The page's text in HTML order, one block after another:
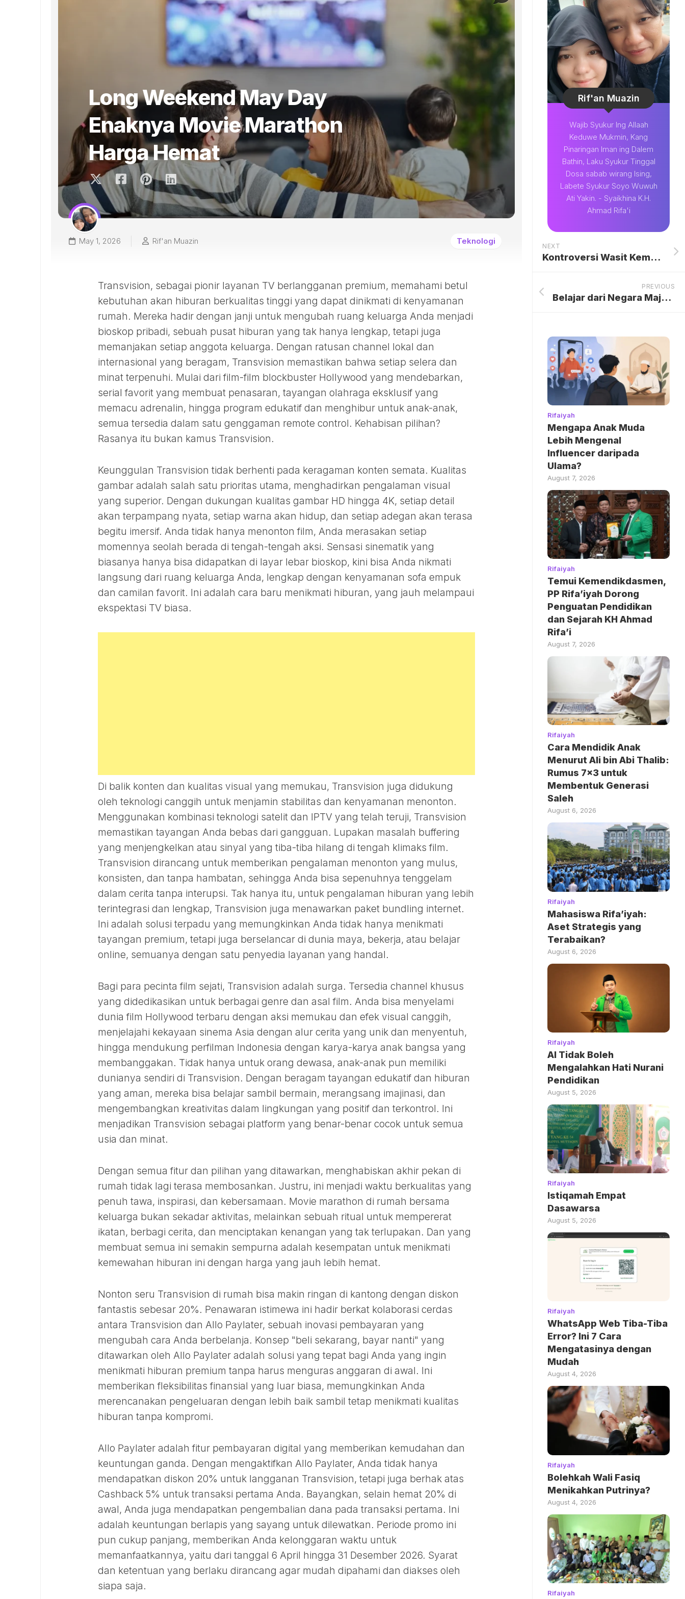
Long Weekend May Day
Enaknya Movie Marathon
Harga Hemat
May 1, 2026 Rif'an Muazin Teknologi
Transvision, sebagai pionir layanan TV berlangganan premium, memahami betul
kebutuhan akan hiburan berkualitas tinggi yang dapat dinikmati di kenyamanan
rumah. Mereka hadir dengan janji untuk mengubah ruang keluarga Anda menjadi
bioskop pribadi, sebuah pusat hiburan yang tak hanya lengkap, tetapi juga
memanjakan setiap anggota keluarga. Dengan ratusan channel lokal dan
internasional yang beragam, Transvision memastikan bahwa setiap selera dan
minat terpenuhi. Mulai dari film-film blockbuster Hollywood yang mendebarkan,
serial favorit yang membuat penasaran, tayangan olahraga eksklusif yang
memacu adrenalin, hingga program edukatif dan menghibur untuk anak-anak,
semua tersedia dalam satu genggaman remote control. Kehabisan pilihan?
Rasanya itu bukan kamus Transvision.
Keunggulan Transvision tidak berhenti pada keragaman konten semata. Kualitas
gambar adalah salah satu prioritas utama, menghadirkan pengalaman visual
yang superior. Dengan dukungan kualitas gambar HD hingga 4K, setiap detail
akan terpampang nyata, setiap warna akan hidup, dan setiap adegan akan terasa
begitu imersif. Anda tidak hanya menonton film, Anda merasakan setiap
momennya seolah berada di tengah-tengah aksi. Sensasi sinematik yang
biasanya hanya bisa didapatkan di layar lebar bioskop, kini bisa Anda nikmati
langsung dari ruang keluarga Anda, lengkap dengan kenyamanan sofa empuk
dan camilan favorit. Ini adalah cara baru menikmati hiburan, yang jauh melampaui
ekspektasi TV biasa.
Di balik konten dan kualitas visual yang memukau, Transvision juga didukung
oleh teknologi canggih untuk menjamin stabilitas dan kenyamanan menonton.
Menggunakan kombinasi teknologi satelit dan IPTV yang telah teruji, Transvision
memastikan tayangan Anda bebas dari gangguan. Lupakan masalah buffering
yang menjengkelkan atau sinyal yang tiba-tiba hilang di tengah klimaks film.
Transvision dirancang untuk memberikan pengalaman menonton yang mulus,
konsisten, dan tanpa hambatan, sehingga Anda bisa sepenuhnya tenggelam
dalam cerita tanpa interupsi. Tak hanya itu, untuk pengalaman hiburan yang lebih
terintegrasi dan lengkap, Transvision juga menawarkan paket bundling internet.
Ini adalah solusi terpadu yang memungkinkan Anda tidak hanya menikmati
tayangan premium, tetapi juga berselancar di dunia maya, bekerja, atau belajar
online, semuanya dengan satu penyedia layanan yang handal.
Bagi para pecinta film sejati, Transvision adalah surga. Tersedia channel khusus
yang didedikasikan untuk berbagai genre dan asal film. Anda bisa menyelami
dunia film Hollywood terbaru dengan aksi memukau dan efek visual canggih,
menjelajahi kekayaan sinema Asia dengan alur cerita yang unik dan menyentuh,
hingga mendukung perfilman Indonesia dengan karya-karya anak bangsa yang
membanggakan. Tidak hanya untuk orang dewasa, anak-anak pun memiliki
dunianya sendiri di Transvision. Dengan beragam tayangan edukatif dan hiburan
yang aman, mereka bisa belajar sambil bermain, merangsang imajinasi, dan
mengembangkan kreativitas dalam lingkungan yang positif dan terkontrol. Ini
menjadikan Transvision sebagai platform yang benar-benar cocok untuk semua
usia dan minat.
Dengan semua fitur dan pilihan yang ditawarkan, menghabiskan akhir pekan di
rumah tidak lagi terasa membosankan. Justru, ini menjadi waktu berkualitas yang
penuh tawa, inspirasi, dan kebersamaan. Movie marathon di rumah bersama
keluarga bukan sekadar aktivitas, melainkan sebuah ritual untuk mempererat
ikatan, berbagi cerita, dan menciptakan kenangan yang tak terlupakan. Dan yang
membuat semua ini semakin sempurna adalah kesempatan untuk menikmati
kemewahan hiburan ini dengan harga yang jauh lebih hemat.
Nonton seru Transvision di rumah bisa makin ringan di kantong dengan diskon
fantastis sebesar 20%. Penawaran istimewa ini hadir berkat kolaborasi cerdas
antara Transvision dan Allo Paylater, sebuah inovasi pembayaran yang
mengubah cara Anda berbelanja. Konsep "beli sekarang, bayar nanti" yang
ditawarkan oleh Allo Paylater adalah solusi yang tepat bagi Anda yang ingin
menikmati hiburan premium tanpa harus menguras anggaran di awal. Ini
memberikan fleksibilitas finansial yang luar biasa, memungkinkan Anda
merencanakan pengeluaran dengan lebih baik sambil tetap menikmati kualitas
hiburan tanpa kompromi.
Allo Paylater adalah fitur pembayaran digital yang memberikan kemudahan dan
keuntungan ganda. Dengan mengaktifkan Allo Paylater, Anda tidak hanya
mendapatkan diskon 20% untuk langganan Transvision, tetapi juga berhak atas
Cashback 5% untuk transaksi pertama Anda. Bayangkan, selain hemat 20% di
awal, Anda juga mendapatkan pengembalian dana pada transaksi pertama. Ini
adalah keuntungan berlapis yang sayang untuk dilewatkan. Periode promo ini
pun cukup panjang, memberikan Anda kelonggaran waktu untuk
memanfaatkannya, yaitu dari tanggal 6 April hingga 31 Desember 2026. Syarat
dan ketentuan yang berlaku dirancang agar mudah dipahami dan diakses oleh
siapa saja.
Rif'an Muazin
Wajib Syukur Ing Allaah
Keduwe Mukmin, Kang
Pinaringan Iman ing Dalem
Bathin, Laku Syukur Tinggal
Dosa sabab wirang Ising,
Labete Syukur Soyo Wuwuh
Ati Yakin. - Syaikhina K.H.
Ahmad Rifa'i
NEXT
Kontroversi Wasit Kembali Menyelimuti Al Nassr di Saudi Pro League: Tuduhan Bias dan Ketegangan Memuncak
PREVIOUS
Belajar dari Negara Maju, Keselamatan Lalu Lintas Perlu Masuk Kurikulum Pendidikan Sejak Dini
Rifaiyah
Mengapa Anak Muda
Lebih Mengenal
Influencer daripada
Ulama?
August 7, 2026
Rifaiyah
Temui Kemendikdasmen,
PP Rifa’iyah Dorong
Penguatan Pendidikan
dan Sejarah KH Ahmad
Rifa’i
August 7, 2026
Rifaiyah
Cara Mendidik Anak
Menurut Ali bin Abi Thalib:
Rumus 7×3 untuk
Membentuk Generasi
Saleh
August 6, 2026
Rifaiyah
Mahasiswa Rifa’iyah:
Aset Strategis yang
Terabaikan?
August 6, 2026
Rifaiyah
AI Tidak Boleh
Mengalahkan Hati Nurani
Pendidikan
August 5, 2026
Rifaiyah
Istiqamah Empat
Dasawarsa
August 5, 2026
Rifaiyah
WhatsApp Web Tiba-Tiba
Error? Ini 7 Cara
Mengatasinya dengan
Mudah
August 4, 2026
Rifaiyah
Bolehkah Wali Fasiq
Menikahkan Putrinya?
August 4, 2026
Rifaiyah